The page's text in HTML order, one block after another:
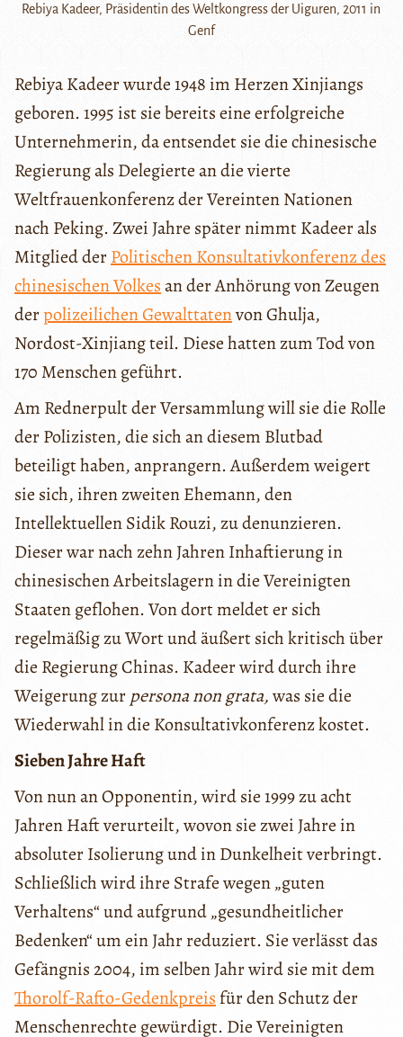
Rebiya Kadeer, Präsidentin des Weltkongress der Uiguren, 2011 in
Genf
Rebiya Kadeer wurde 1948 im Herzen Xinjiangs
geboren. 1995 ist sie bereits eine erfolgreiche
Unternehmerin, da entsendet sie die chinesische
Regierung als Delegierte an die vierte
Weltfrauenkonferenz der Vereinten Nationen
nach Peking. Zwei Jahre später nimmt Kadeer als
Mitglied derPolitischen Konsultativkonferenz des
chinesischen Volkesan der Anhörung von Zeugen
derpolizeilichen Gewalttatenvon Ghulja,
Nordost-Xinjiang teil. Diese hatten zum Tod von
170 Menschen geführt.
Am Rednerpult der Versammlung will sie die Rolle
der Polizisten, die sich an diesem Blutbad
beteiligt haben, anprangern. Außerdem weigert
sie sich, ihren zweiten Ehemann, den
Intellektuellen Sidik Rouzi, zu denunzieren.
Dieser war nach zehn Jahren Inhaftierung in
chinesischen Arbeitslagern in die Vereinigten
Staaten geflohen. Von dort meldet er sich
regelmäßig zu Wort und äußert sich kritisch über
die Regierung Chinas. Kadeer wird durch ihre
Weigerung zur persona non grata,was sie die
Wiederwahl in die Konsultativkonferenz kostet.
Sieben Jahre Haft
Von nun an Opponentin, wird sie 1999 zu acht
Jahren Haft verurteilt, wovon sie zwei Jahre in
absoluter Isolierung und in Dunkelheit verbringt.
Schließlich wird ihre Strafe wegen „guten
Verhaltens“ und aufgrund „gesundheitlicher
Bedenken“ um ein Jahr reduziert. Sie verlässt das
Gefängnis 2004, im selben Jahr wird sie mit dem
Thorolf-Rafto-Gedenkpreisfür den Schutz der
Menschenrechte gewürdigt. Die Vereinigten